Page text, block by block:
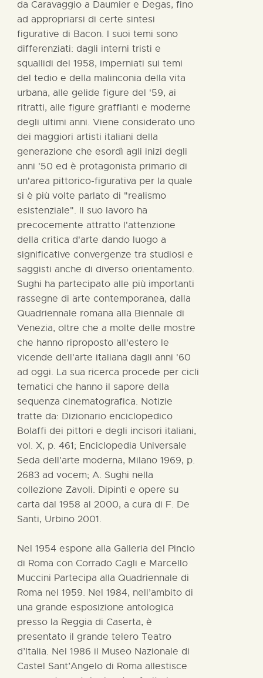
da Caravaggio a Daumier e Degas, fino
ad appropriarsi di certe sintesi
figurative di Bacon. I suoi temi sono
differenziati: dagli interni tristi e
squallidi del 1958, imperniati sui temi
del tedio e della malinconia della vita
urbana, alle gelide figure del '59, ai
ritratti, alle figure graffianti e moderne
degli ultimi anni. Viene considerato uno
dei maggiori artisti italiani della
generazione che esordì agli inizi degli
anni '50 ed è protagonista primario di
un'area pittorico-figurativa per la quale
si è più volte parlato di "realismo
esistenziale". Il suo lavoro ha
precocemente attratto l'attenzione
della critica d'arte dando luogo a
significative convergenze tra studiosi e
saggisti anche di diverso orientamento.
Sughi ha partecipato alle più importanti
rassegne di arte contemporanea, dalla
Quadriennale romana alla Biennale di
Venezia, oltre che a molte delle mostre
che hanno riproposto all'estero le
vicende dell'arte italiana dagli anni '60
ad oggi. La sua ricerca procede per cicli
tematici che hanno il sapore della
sequenza cinematografica. Notizie
tratte da: Dizionario enciclopedico
Bolaffi dei pittori e degli incisori italiani,
vol. X, p. 461; Enciclopedia Universale
Seda dell'arte moderna, Milano 1969, p.
2683 ad vocem; A. Sughi nella
collezione Zavoli. Dipinti e opere su
carta dal 1958 al 2000, a cura di F. De
Santi, Urbino 2001.
Nel 1954 espone alla Galleria del Pincio
di Roma con Corrado Cagli e Marcello
Muccini Partecipa alla Quadriennale di
Roma nel 1959. Nel 1984, nell’ambito di
una grande esposizione antologica
presso la Reggia di Caserta, è
presentato il grande telero Teatro
d’Italia. Nel 1986 il Museo Nazionale di
Castel Sant’Angelo di Roma allestisce